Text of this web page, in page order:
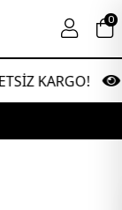
0